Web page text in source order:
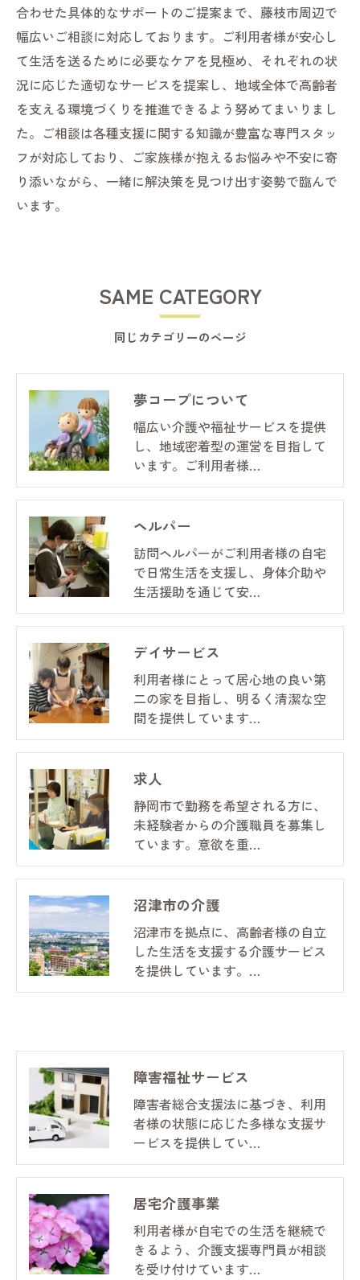
合わせた具体的なサポートのご提案まで、藤枝市周辺で
幅広いご相談に対応しております。ご利用者様が安心し
て生活を送るために必要なケアを見極め、それぞれの状
況に応じた適切なサービスを提案し、地域全体で高齢者
を支える環境づくりを推進できるよう努めてまいりまし
た。ご相談は各種支援に関する知識が豊富な専門スタッ
フが対応しており、ご家族様が抱えるお悩みや不安に寄
り添いながら、一緒に解決策を見つけ出す姿勢で臨んで
います。
同じカテゴリーのページ
SAME CATEGORY
夢コープについて
幅広い介護や福祉サービスを提供
し、地域密着型の運営を目指して
います。ご利用者様…
ヘルパー
訪問ヘルパーがご利用者様の自宅
で日常生活を支援し、身体介助や
生活援助を通じて安…
デイサービス
利用者様にとって居心地の良い第
二の家を目指し、明るく清潔な空
間を提供しています…
求人
静岡市で勤務を希望される方に、
未経験者からの介護職員を募集し
ています。意欲を重…
沼津市の介護
沼津市を拠点に、高齢者様の自立
した生活を支援する介護サービス
を提供しています。…
障害福祉サービス
障害者総合支援法に基づき、利用
者様の状態に応じた多様な支援サ
ービスを提供してい…
居宅介護事業
利用者様が自宅での生活を継続で
きるよう、介護支援専門員が相談
を受け付けています…